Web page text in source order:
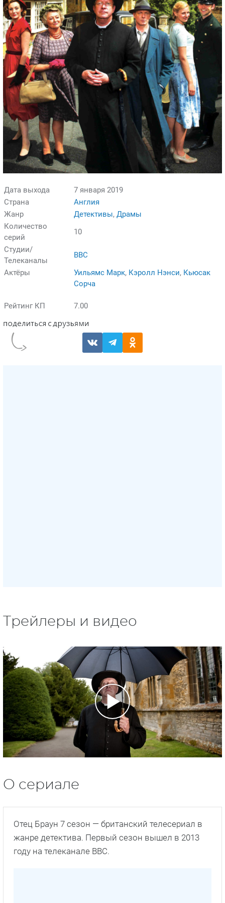
Дата выхода
7 января 2019
Страна
Англия
Жанр
Детективы, Драмы
Количество
серий
10
Студии/
Телеканалы
BBC
Актёры
Уильямс Марк, Кэролл Нэнси, Кьюсак
Сорча
Рейтинг КП 7.00
Трейлеры и видео
О сериале
Отец Браун 7 сезон — британский телесериал в
жанре детектива. Первый сезон вышел в 2013
году на телеканале ВВС.